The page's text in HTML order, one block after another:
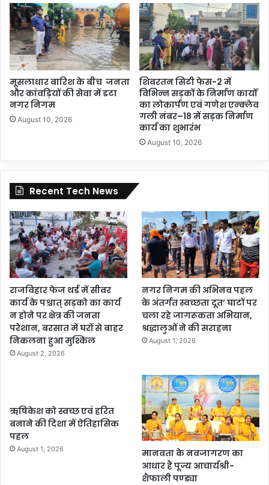
मूसलाधार बारिश के बीच जनता
और कांवड़ियों की सेवा में डटा
नगर निगम
August 10, 2026
शिवरतन सिटी फेस-2 में
विभिन्न सड़कों के निर्माण कार्यों
का लोकार्पण एवं गणेश एन्क्लेव
गली नंबर–18 में सड़क निर्माण
कार्य का शुभारंभ
August 10, 2026
Recent Tech News
राजविहार फेज थर्ड में सीवर
कार्य के पश्चात् सड़को का कार्य
न होने पर क्षेत्र की जनता
परेशान, बरसात में घरों से बाहर
निकलना हुआ मुश्किल
August 2, 2026
नगर निगम की अभिनव पहल
के अंतर्गत स्वच्छता दूत’ घाटों पर
चला रहे जागरूकता अभियान,
श्रद्धालुओं ने की सराहना
August 1, 2026
ऋषिकेश को स्वच्छ एवं हरित
बनाने की दिशा में ऐतिहासिक
पहल
August 1, 2026
मानवता के नवजागरण का
आधार हैं पूज्य आचार्यश्री-
शैफाली पण्ड्या